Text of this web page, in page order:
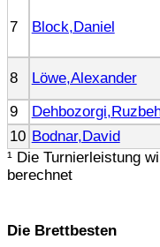
7 Block,Daniel
8 Löwe,Alexander
9
10 Bodnar,David
¹ Die Turnierleistung
berechnet
Die Brettbesten